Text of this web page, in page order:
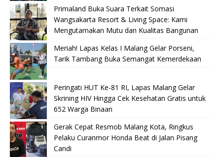
Primaland Buka Suara Terkait Somasi
Wangsakarta Resort & Living Space: Kami
Mengutamakan Mutu dan Kualitas Bangunan
Meriah! Lapas Kelas I Malang Gelar Porseni,
Tarik Tambang Buka Semangat Kemerdekaan
Peringati HUT Ke-81 RI, Lapas Malang Gelar
Skrining HIV Hingga Cek Kesehatan Gratis untuk
652 Warga Binaan
Gerak Cepat Resmob Malang Kota, Ringkus
Pelaku Curanmor Honda Beat di Jalan Pisang
Candi